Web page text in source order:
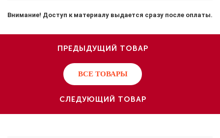
Внимание! Доступ к материалу выдается сразу после оплаты.
ПРЕДЫДУЩИЙ ТОВАР
ВСЕ ТОВАРЫ
СЛЕДУЮЩИЙ ТОВАР